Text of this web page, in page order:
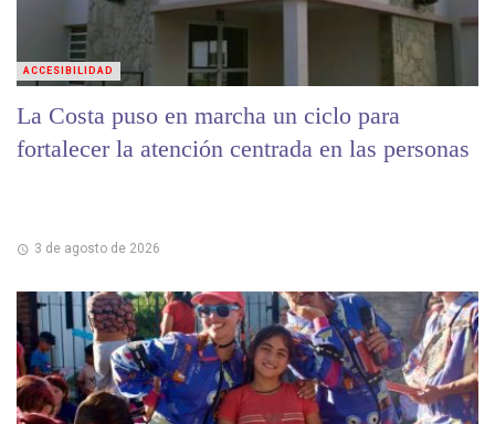
La Costa puso en marcha un ciclo para
fortalecer la atención centrada en las personas
3 de agosto de 2026
ACCESIBILIDAD